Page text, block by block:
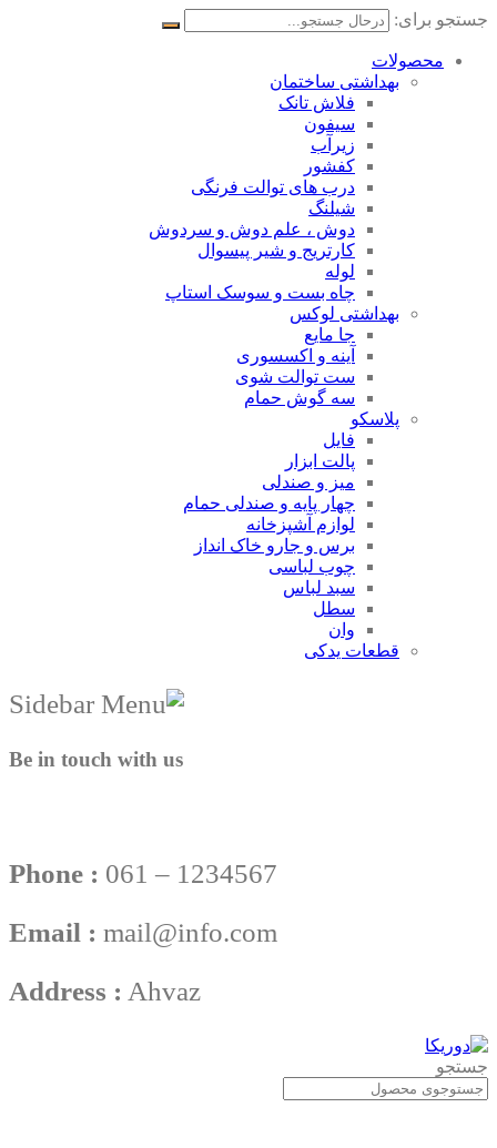
جستجو برای:
محصولات
بهداشتی ساختمان
فلاش تانک
سیفون
زیرآب
کفشور
درب های توالت فرنگی
شیلنگ
دوش ، علم دوش و سردوش
کارتریج و شیر پیسوال
لوله
چاه بست و سوسک استاپ
بهداشتی لوکس
جا مایع
آینه و اکسسوری
ست توالت شوی
سه گوش حمام
پلاسکو
فایل
پالت ابزار
میز و صندلی
چهار پایه و صندلی حمام
لوازم آشپزخانه
برس و جارو خاک انداز
چوب لباسی
سبد لباس
سطل
وان
قطعات یدکی
Be in touch with us
Phone : 061 – 1234567
Email : mail@info.com
Address : Ahvaz
جستجو